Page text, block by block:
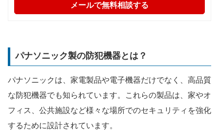
メールで無料相談する
パナソニック製の防犯機器とは？
パナソニックは、家電製品や電子機器だけでなく、高品質
な防犯機器でも知られています。これらの製品は、家やオ
フィス、公共施設など様々な場所でのセキュリティを強化
するために設計されています。